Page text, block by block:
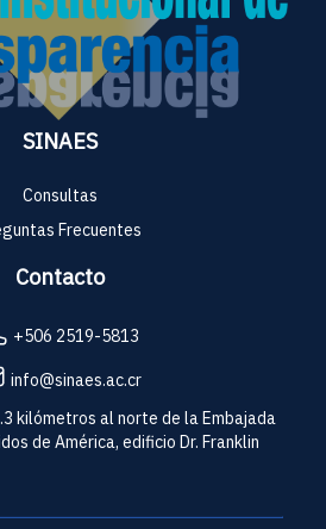
SINAES
Consultas
Frecuentes
Contacto
+506 2519-5813
info@sinaes.ac.cr
kilómetros al norte de la Embajada
de América, edificio Dr. Franklin